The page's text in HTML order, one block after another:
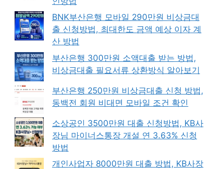
BNK부산은행 모바일 290만원 비상금대
출 신청방법, 최대한도 금액 예상 이자 계
산 방법
부산은행 300만원 소액대출 받는 방법,
비상금대출 필요서류 상환방식 알아보기
부산은행 250만원 비상금대출 신청 방법,
동백전 회원 비대면 모바일 조건 확인
소상공인 3500만원 대출 신청방법, KB사
장님 마이너스통장 개설 연 3.63% 신청
방법
개인사업자 8000만원 대출 방법, KB사장